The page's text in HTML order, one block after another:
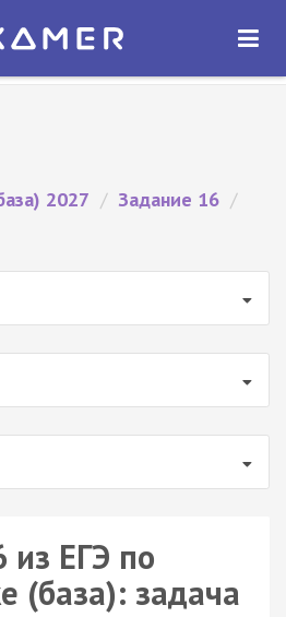
2027
ОТКРЫТЬ
2027 / Задание 16 /
из ЕГЭ по
(база): задача